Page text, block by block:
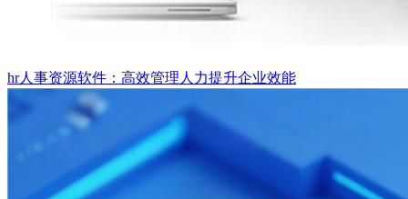
hr人事资源软件：高效管理人力提升企业效能